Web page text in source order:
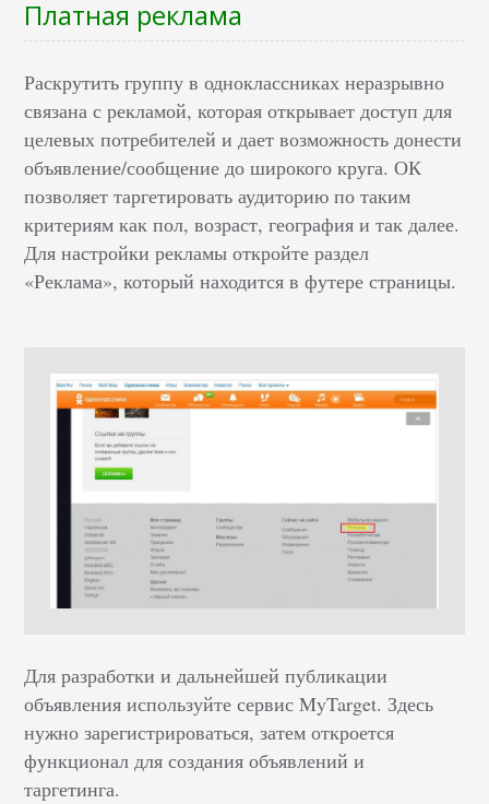
Платная реклама
Раскрутить группу в одноклассниках неразрывно
связана с рекламой, которая открывает доступ для
целевых потребителей и дает возможность донести
объявление/сообщение до широкого круга. ОК
позволяет таргетировать аудиторию по таким
критериям как пол, возраст, география и так далее.
Для настройки рекламы откройте раздел
«Реклама», который находится в футере страницы.
Для разработки и дальнейшей публикации
объявления используйте сервис MyTarget. Здесь
нужно зарегистрироваться, затем откроется
функционал для создания объявлений и
таргетинга.